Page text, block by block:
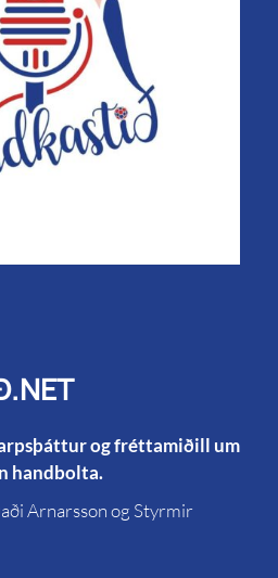
og fréttamiðill um
handbolta.
Arnarsson og Styrmir